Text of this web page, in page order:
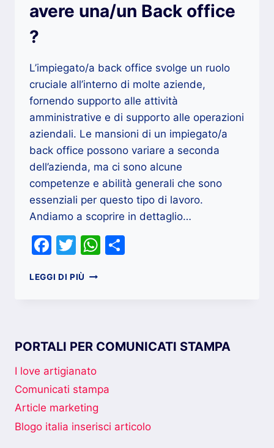
avere una/un Back office
?
L’impiegato/a back office svolge un ruolo
cruciale all’interno di molte aziende,
fornendo supporto alle attività
amministrative e di supporto alle operazioni
aziendali. Le mansioni di un impiegato/a
back office possono variare a seconda
dell’azienda, ma ci sono alcune
competenze e abilità generali che sono
essenziali per questo tipo di lavoro.
Andiamo a scoprire in dettaglio…
Facebook
TwitterWhatsApp
LEGGI DI PIÙ QUALI
OFFICE
PORTALI PER COMUNICATI STAMPA
I love artigianato
Comunicati stampa
Article marketing
Blogo italia inserisci articolo